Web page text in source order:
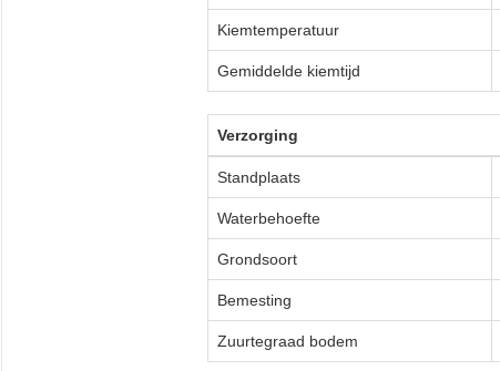
Kiemtemperatuur
Gemiddelde kiemtijd
Verzorging
Standplaats
Waterbehoefte
Grondsoort
Bemesting
Zuurtegraad bodem